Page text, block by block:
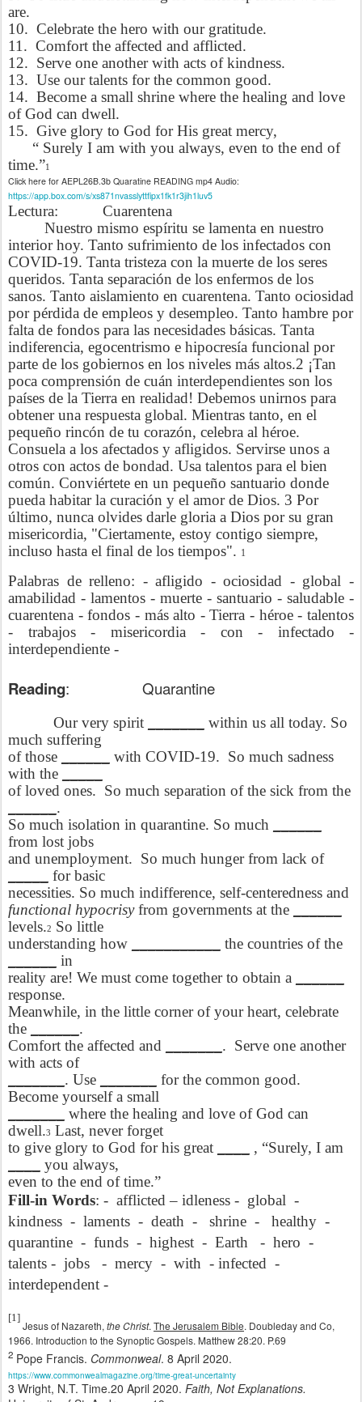
are.
10. Celebrate the hero with our gratitude.
11. Comfort the affected and afflicted.
12. Serve one another with acts of kindness.
13. Use our talents for the common good.
14. Become a small shrine where the healing and love
of God can dwell.
15. Give glory to God for His great mercy,
“ Surely I am with you always, even to the end of
time.”1
Click here for AEPL26B.3b Quaratine READING mp4 Audio:
https://app.box.com/s/xs871nvasslyttfipx1fk1r3jih1luv5
Lectura: Cuarentena
Nuestro mismo espíritu se lamenta en nuestro
interior hoy. Tanto sufrimiento de los infectados con
COVID-19. Tanta tristeza con la muerte de los seres
queridos. Tanta separación de los enfermos de los
sanos. Tanto aislamiento en cuarentena. Tanto ociosidad
por pérdida de empleos y desempleo. Tanto hambre por
falta de fondos para las necesidades básicas. Tanta
indiferencia, egocentrismo e hipocresía funcional por
parte de los gobiernos en los niveles más altos.2 ¡Tan
poca comprensión de cuán interdependientes son los
países de la Tierra en realidad! Debemos unirnos para
obtener una respuesta global. Mientras tanto, en el
pequeño rincón de tu corazón, celebra al héroe.
Consuela a los afectados y afligidos. Servirse unos a
otros con actos de bondad. Usa talentos para el bien
común. Conviértete en un pequeño santuario donde
pueda habitar la curación y el amor de Dios. 3 Por
último, nunca olvides darle gloria a Dios por su gran
misericordia, "Ciertamente, estoy contigo siempre,
incluso hasta el final de los tiempos". 1
Palabras de relleno: - afligido - ociosidad - global -
amabilidad - lamentos - muerte - santuario - saludable -
cuarentena - fondos - más alto - Tierra - héroe - talentos
- trabajos - misericordia - con - infectado -
interdependiente -
Reading: Quarantine
Our very spirit
within us all today. So
much suffering
of those
with COVID-19. So much sadness
with the
of loved ones. So much separation of the sick from the
.
So much isolation in quarantine. So much
from lost jobs
and unemployment. So much hunger from lack of
for basic
necessities. So much indifference, self-centeredness and
functional hypocrisyfrom governments at the
levels.2
So little
understanding how
the countries of the
in
reality are! We must come together to obtain a
response.
Meanwhile, in the little corner of your heart, celebrate
the
.
Comfort the affected and
. Serve one another
with acts of
. Use
for the common good.
Become yourself a small
where the healing and love of God can
dwell.3 Last, never forget
to give glory to God for his great
, “Surely, I am
you always,
even to the end of time.”
Fill-in Words: - afflicted – idleness - global -
kindness - laments - death - shrine - healthy -
quarantine - funds - highest - Earth - hero -
talents - jobs - mercy - with - infected -
interdependent -
[1]
Jesus of Nazareth, the Christ. The Jerusalem Bible . Doubleday and Co,
1966. Introduction to the Synoptic Gospels. Matthew 28:20. P.69
2 Pope Francis. Commonweal. 8 April 2020.
https://www.commonwealmagazine.org/time-great-uncertainty
3 Wright, N.T. Time.20 April 2020. Faith, Not Explanations.